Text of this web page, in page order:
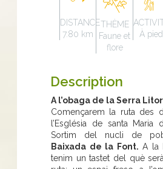
DISTANCE
7.80 km
THÈME
Faune et
flore
À pied
Description
A l’obaga de la Serra
Començarem la ruta des
l’Església de santa Maria
Sortim del nucli de
Baixada de la Font. A la
tenim un tastet del què